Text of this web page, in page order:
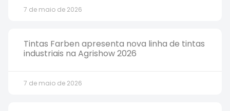
7 de maio de 2026
Tintas Farben apresenta nova linha de tintas
industriais na Agrishow 2026
7 de maio de 2026